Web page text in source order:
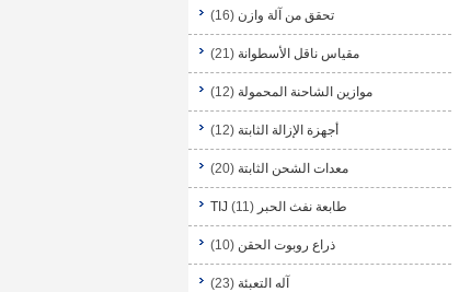
تحقق من آلة وازن (16)
مقياس ناقل الأسطوانة (21)
موازين الشاحنة المحمولة (12)
أجهزة الإزالة الثابتة (12)
معدات الشحن الثابتة (20)
طابعة نفث الحبر TIJ (11)
ذراع روبوت الحقن (10)
آله التعبئة (23)